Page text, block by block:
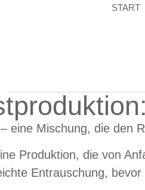
START
eine Mischung, die den
Produktion, die von
Entrauschung,